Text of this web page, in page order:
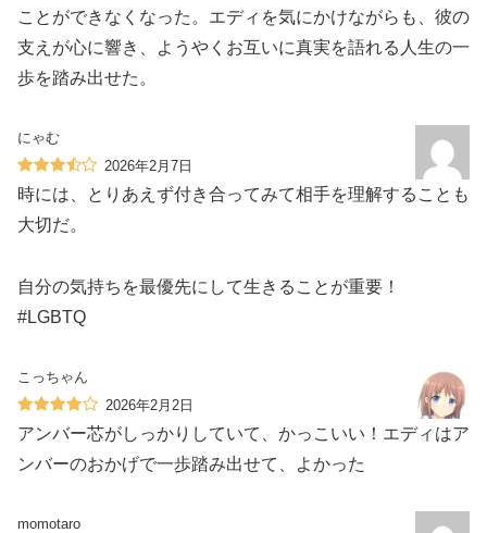
ことができなくなった。エディを気にかけながらも、彼の
支えが心に響き、ようやくお互いに真実を語れる人生の一
歩を踏み出せた。
にゃむ
2026年2月7日
時には、とりあえず付き合ってみて相手を理解することも
大切だ。
自分の気持ちを最優先にして生きることが重要！
#LGBTQ
こっちゃん
2026年2月2日
アンバー芯がしっかりしていて、かっこいい！エディはア
ンバーのおかげで一歩踏み出せて、よかった
momotaro